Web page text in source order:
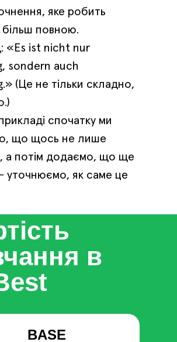
яке робить
повною.
«Es ist nicht nur
sondern auch
(Це не тільки складно,
спочатку ми
що щось не лише
а потім додаємо, що ще
уточнюємо, як саме це
в
BASE